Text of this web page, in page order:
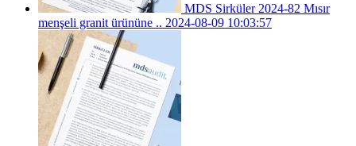
MDS Sirküler 2024-82 Mısır
menşeli granit ürününe .. 2024-08-09 10:03:57